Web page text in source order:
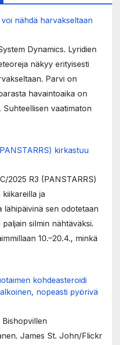
nähdä harvakseltaan
Dynamics. Lyridien
näkyy erityisesti
Parvi on
havaintoaika on
vaatimaton
kirkastuu
2025 R3 (PANSTARRS)
ja
lähipäivinä sen odotetaan
silmin nähtäväksi.
10.–20.4., minkä
kohdeasteroidi
nopeasti pyörivä
James St. John/Flickr